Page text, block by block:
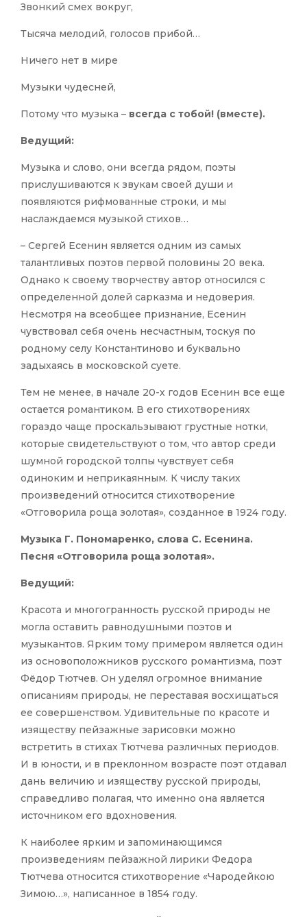
Звонкий смех вокруг,
Тысяча мелодий, голосов прибой…
Ничего нет в мире
Музыки чудесней,
Потому что музыка – всегда с тобой! (вместе).
Ведущий:
Музыка и слово, они всегда рядом, поэты
прислушиваются к звукам своей души и
появляются рифмованные строки, и мы
наслаждаемся музыкой стихов…
– Сергей Есенин является одним из самых
талантливых поэтов первой половины 20 века.
Однако к своему творчеству автор относился с
определенной долей сарказма и недоверия.
Несмотря на всеобщее признание, Есенин
чувствовал себя очень несчастным, тоскуя по
родному селу Константиново и буквально
задыхаясь в московской суете.
Тем не менее, в начале 20-х годов Есенин все еще
остается романтиком. В его стихотворениях
гораздо чаще проскальзывают грустные нотки,
которые свидетельствуют о том, что автор среди
шумной городской толпы чувствует себя
одиноким и неприкаянным. К числу таких
произведений относится стихотворение
«Отговорила роща золотая», созданное в 1924 году.
Музыка Г. Пономаренко, слова С. Есенина.
Песня «Отговорила роща золотая».
Ведущий:
Красота и многогранность русской природы не
могла оставить равнодушными поэтов и
музыкантов. Ярким тому примером является один
из основоположников русского романтизма, поэт
Фёдор Тютчев. Он уделял огромное внимание
описаниям природы, не переставая восхищаться
ее совершенством. Удивительные по красоте и
изяществу пейзажные зарисовки можно
встретить в стихах Тютчева различных периодов.
И в юности, и в преклонном возрасте поэт отдавал
дань величию и изяществу русской природы,
справедливо полагая, что именно она является
источником его вдохновения.
К наиболее ярким и запоминающимся
произведениям пейзажной лирики Федора
Тютчева относится стихотворение «Чародейкою
Зимою…», написанное в 1854 году.